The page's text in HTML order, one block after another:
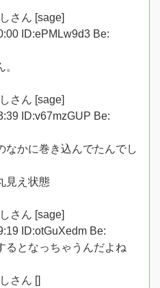
さん [sage]
ID:ePMLw9d3 Be:
さん [sage]
ID:v67mzGUP Be:
なかに巻き込んでたんでし
見え状態
さん [sage]
ID:otGuXedm Be:
るとなっちゃうんだよね
さん []